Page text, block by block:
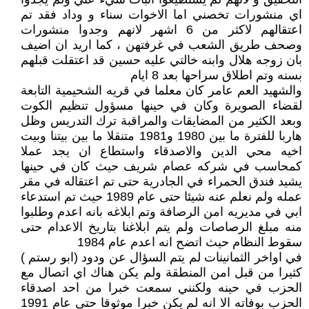
اي منشورات تخصني اما الاخوات سناء و وداد فقد تم
اعتقالهم لاكثر من 6 اشهر لانهم وجدوا منشورات
وصحف طريق الشعب في غرفتهن ، كما اريد ان اضيف
بان زوجه هلال وابنه خالتي عليه حسين قد اعتقلت قبلهم
بسنه وتم اطلاق سراحها بعد 8 ايام
والشهيد العم عامر كان معلما في قريه الشحيمية التابعة
لقضاء الصويرة وكان في حينها مسؤول تنظيم الكوت
وبعد الكثير من المضايقات والمراقبة ترك التدريس وظل
هاربا للفترة ما بين 1980 و1981 متنقلا ما بين بيتنا وبيت
اخيه محي الدين والاصدقاء واستطاع ان يجد عملا
كمحاسب في شركه عصام شريف حيث كان في حينها
يشيد فندق الحمراء في الجادرية حتى تم اعتقاله في مقر
عمله ولم نعلم عنه شيئا حتى عام 1989 حيث تم استدعاء
ابي في مديريه امن الرصافة وتم ابلاغه بانه اعدم وطلبوا
منه مبلغ الرصاصات ولم يتم ابلاغنا بتاريخ الاعدام حتى
سقوط النظام حيث اتضح انه اعدم عام 1984
في اواخر الثمانينات لم يتم السؤال عن ودود (ابو رستم )
كثيرا من قبل امن المنطقة ولم يكن هناك اي اتصال مع
الحزب في حينه ولكنني سمعت خبرا من احد اصدقاء
الحزب بوفاته الا انه لم يكن خبرا موثوقا حتى عام 1991